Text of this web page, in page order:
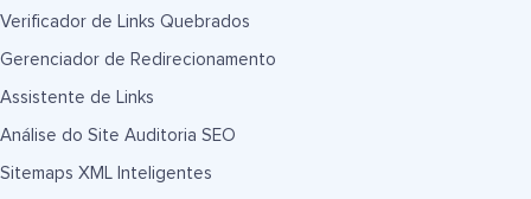
Verificador de Links Quebrados
Gerenciador de Redirecionamento
Assistente de Links
Análise do Site Auditoria SEO
Sitemaps XML Inteligentes